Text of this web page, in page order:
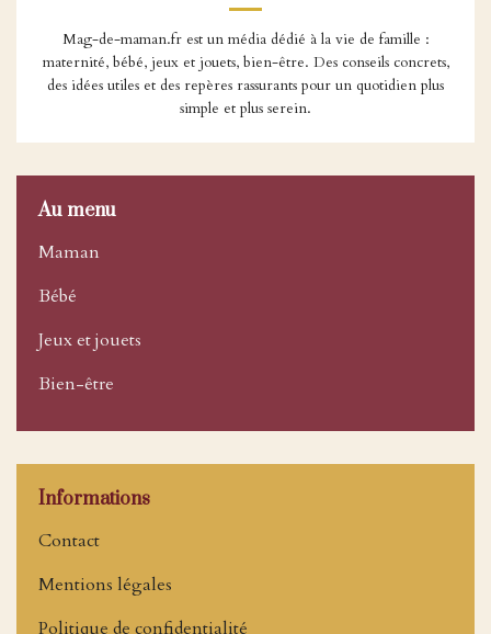
Mag-de-maman.fr est un média dédié à la vie de famille :
maternité, bébé, jeux et jouets, bien-être. Des conseils concrets,
des idées utiles et des repères rassurants pour un quotidien plus
simple et plus serein.
Au menu
Maman
Bébé
Jeux et jouets
Bien-être
Informations
Contact
Mentions légales
Politique de confidentialité